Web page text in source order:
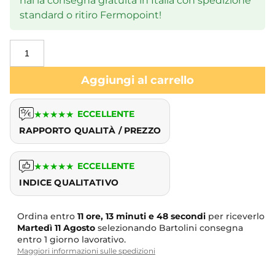
standard o ritiro Fermopoint!
Aggiungi al carrello
★★★★★ ECCELLENTE
RAPPORTO QUALITÀ / PREZZO
★★★★★ ECCELLENTE
INDICE QUALITATIVO
Ordina entro 11 ore, 13 minuti e 47 secondiper riceverlo
Martedì 11 Agosto selezionando Bartolini consegna
entro 1 giorno lavorativo.
Maggiori informazioni sulle spedizioni